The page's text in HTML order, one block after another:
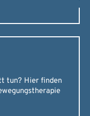
tun? Hier finden